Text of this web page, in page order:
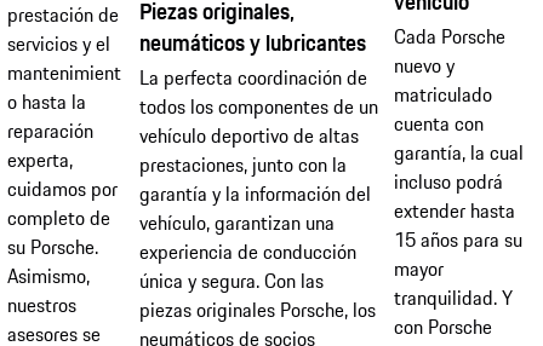
prestación de
servicios y el
mantenimient
o hasta la
reparación
experta,
cuidamos por
completo de
su Porsche.
Asimismo,
nuestros
asesores se
Piezas originales,
neumáticos y lubricantes
La perfecta coordinación de
todos los componentes de un
vehículo deportivo de altas
prestaciones, junto con la
garantía y la información del
vehículo, garantizan una
experiencia de conducción
única y segura. Con las
piezas originales Porsche, los
neumáticos de socios
Cada Porsche
nuevo y
matriculado
cuenta con
garantía, la cual
incluso podrá
extender hasta
15 años para su
mayor
tranquilidad. Y
con Porsche